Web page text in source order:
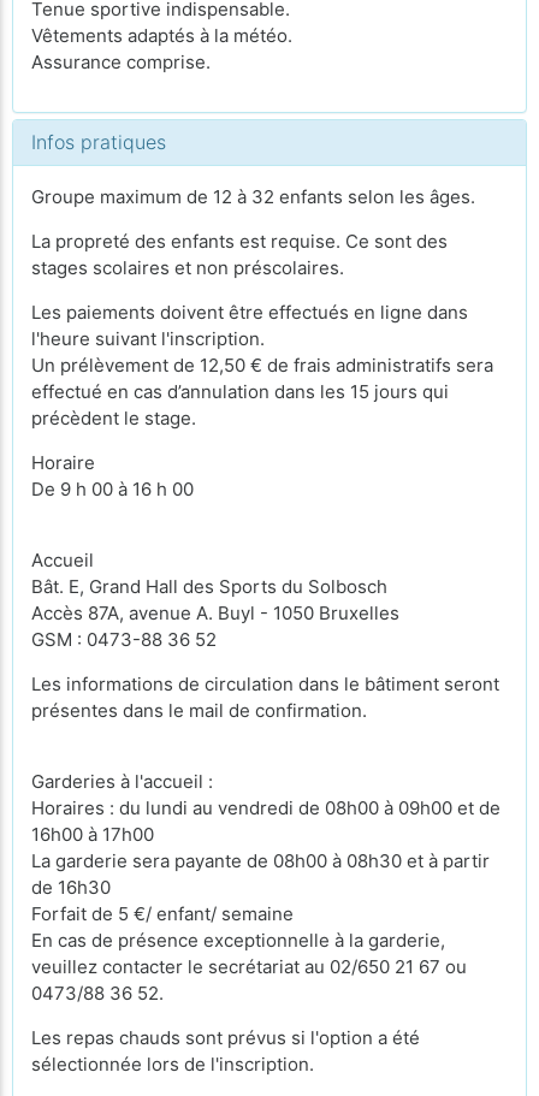
Tenue sportive indispensable.
Vêtements adaptés à la météo.
Assurance comprise.
Infos pratiques
Groupe maximum de 12 à 32 enfants selon les âges.
La propreté des enfants est requise. Ce sont des
stages scolaires et non préscolaires.
Les paiements doivent être effectués en ligne dans
l'heure suivant l'inscription.
Un prélèvement de 12,50 € de frais administratifs sera
effectué en cas d’annulation dans les 15 jours qui
précèdent le stage.
Horaire
De 9 h 00 à 16 h 00
Accueil
Bât. E, Grand Hall des Sports du Solbosch
Accès 87A, avenue A. Buyl - 1050 Bruxelles
GSM : 0473-88 36 52
Les informations de circulation dans le bâtiment seront
présentes dans le mail de confirmation.
Garderies à l'accueil :
Horaires : du lundi au vendredi de 08h00 à 09h00 et de
16h00 à 17h00
La garderie sera payante de 08h00 à 08h30 et à partir
de 16h30
Forfait de 5 €/ enfant/ semaine
En cas de présence exceptionnelle à la garderie,
veuillez contacter le secrétariat au 02/650 21 67 ou
0473/88 36 52.
Les repas chauds sont prévus si l'option a été
sélectionnée lors de l'inscription.